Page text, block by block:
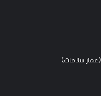
(عمار سلامات)